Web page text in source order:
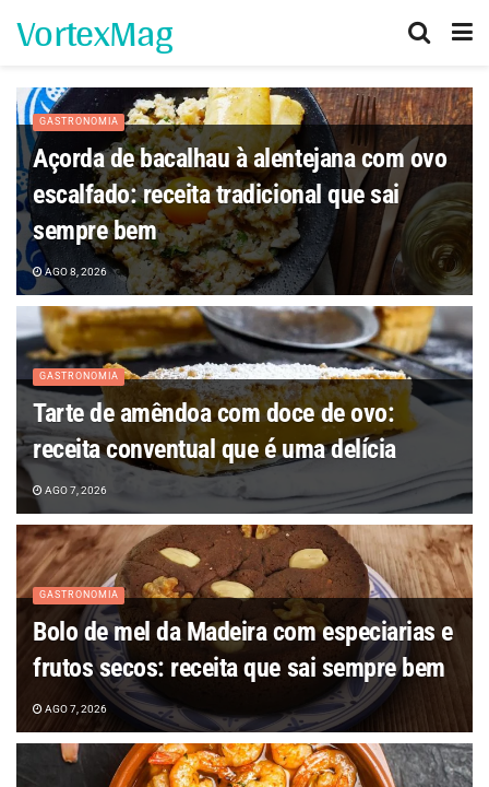
VortexMag
GASTRONOMIA
Açorda de bacalhau à alentejana com ovo
escalfado: receita tradicional que sai
sempre bem
AGO 8, 2026
GASTRONOMIA
Tarte de amêndoa com doce de ovo:
receita conventual que é uma delícia
AGO 7, 2026
GASTRONOMIA
Bolo de mel da Madeira com especiarias e
frutos secos: receita que sai sempre bem
AGO 7, 2026